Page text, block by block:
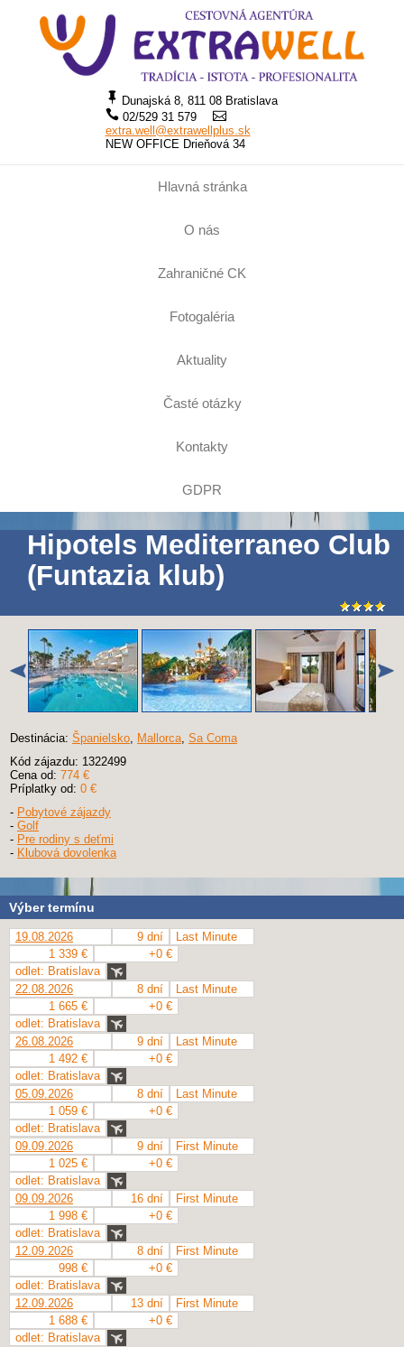
Dunajská 8, 811 08 Bratislava
02/529 31 579
extra.well@extrawellplus.sk
NEW OFFICE Drieňová 34
Hlavná stránka
O nás
Zahraničné CK
Fotogaléria
Aktuality
Časté otázky
Kontakty
GDPR
Hipotels Mediterraneo Club
(Funtazia klub)
Destinácia: Španielsko Mallorca Sa Coma
Kód zájazdu: 1322499
Cena od: 774 €
Príplatky od: 0 €
- Pobytové zájazdy
- Golf
- Pre rodiny s deťmi
- Klubová dovolenka
Výber termínu
19.08.2026 9 dní
Last Minute
1 339 €
+0 €
odlet: Bratislava
22.08.2026
8 dní
Last Minute
1 665 €
+0 €
odlet: Bratislava
26.08.2026
9 dní
Last Minute
1 492 €
+0 €
odlet: Bratislava
05.09.2026
8 dní
Last Minute
1 059 €
+0 €
odlet: Bratislava
09.09.2026
9 dní
First Minute
1 025 €
+0 €
odlet: Bratislava
09.09.2026
16 dní
First Minute
1 998 €
+0 €
odlet: Bratislava
12.09.2026
8 dní
First Minute
998 €
+0 €
odlet: Bratislava
12.09.2026
13 dní
First Minute
1 688 €
+0 €
odlet: Bratislava